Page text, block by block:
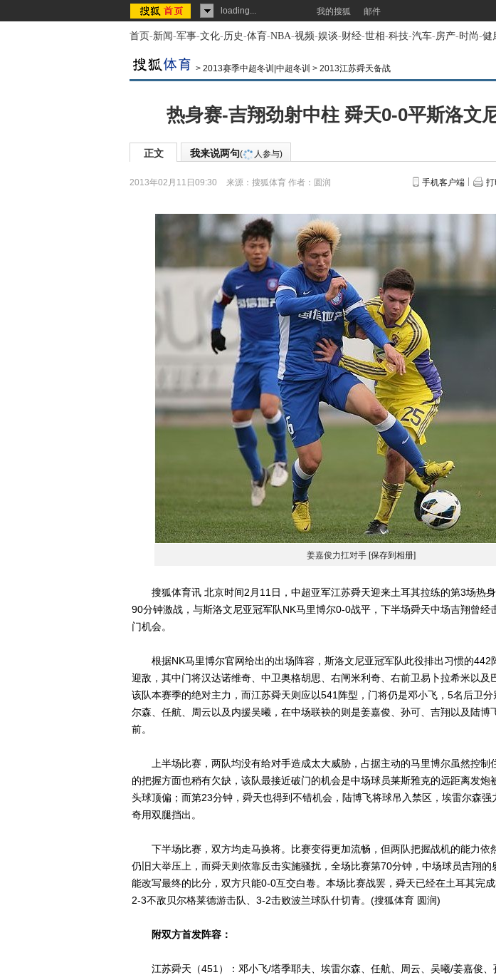
loading... 我的搜狐 邮件
首页-新闻-军事-文化-历史-体育-NBA-视频-娱谈-财经-世相-科技-汽车-房产-时尚-健
> 2013赛季中超冬训|中超冬训 > 2013江苏舜天备战
热身赛-吉翔劲射中柱 舜天0-0平斯洛文
正文 我来说两句( 人参与)
2013年02月11日09:30 来源： 搜狐体育 作者：圆润 手机客户端 打
姜嘉俊力扛对手 [保存到相册]
搜狐体育讯 北京时间2月11日，中超亚军江苏舜天迎来土耳其拉练的第3场热
90分钟激战，与斯洛文尼亚冠军队NK马里博尔0-0战平，下半场舜天中场吉翔曾经
门机会。
根据NK马里博尔官网给出的出场阵容，斯洛文尼亚冠军队此役排出习惯的442
迎敌，其中门将汉达诺维奇、中卫奥格胡思、右闸米利奇、右前卫易卜拉希米以及
该队本赛季的绝对主力，而江苏舜天则应以541阵型，门将仍是邓小飞，5名后卫
尔森、任航、周云以及内援吴曦，在中场联袂的则是姜嘉俊、孙可、吉翔以及陆博
前。
上半场比赛，两队均没有给对手造成太大威胁，占据主动的马里博尔虽然控制
的把握方面也稍有欠缺，该队最接近破门的机会是中场球员莱斯雅克的远距离发炮
头球顶偏；而第23分钟，舜天也得到不错机会，陆博飞将球吊入禁区，埃雷尔森强
奇用双腿挡出。
下半场比赛，双方均走马换将。比赛变得更加流畅，但两队把握战机的能力依
仍旧大举压上，而舜天则依靠反击实施骚扰，全场比赛第70分钟，中场球员吉翔的
能改写最终的比分，双方只能0-0互交白卷。本场比赛战罢，舜天已经在土耳其完
2-3不敌贝尔格莱德游击队、3-2击败波兰球队什切青。(搜狐体育 圆润)
附双方首发阵容：
江苏舜天（451）：邓小飞/塔季耶夫、埃雷尔森、任航、周云、吴曦/姜嘉俊、